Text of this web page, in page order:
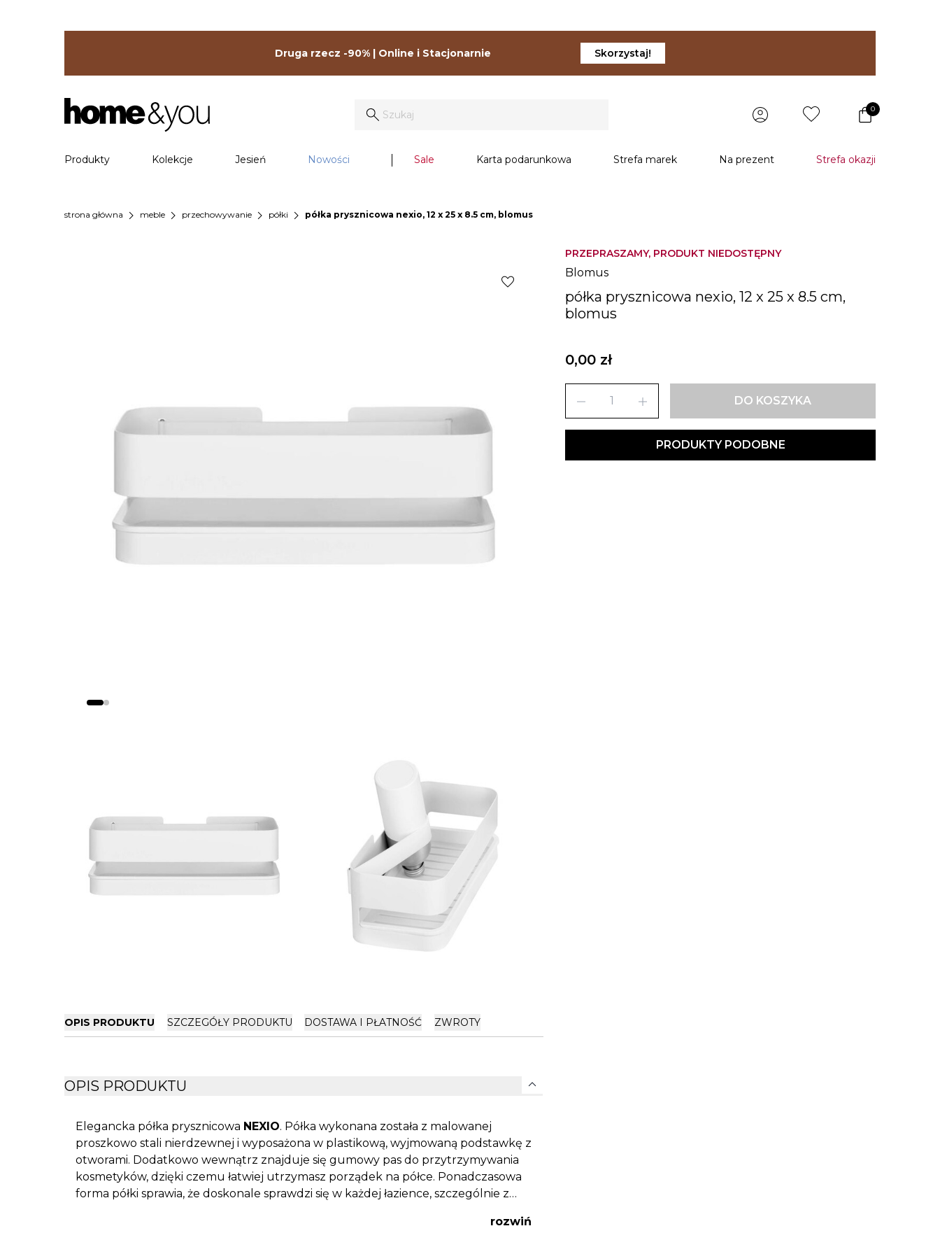
Druga rzecz -90% | Online i Stacjonarnie Skorzystaj!
0
Produkty Kolekcje Jesień Nowości Sale Karta podarunkowa Strefa marek Na prezent Strefa okazji
strona główna chevron_right meble chevron_right przechowywanie chevron_right półki chevron_right półka prysznicowa nexio, 12 x 25 x 8.5 cm, blomus
PRZEPRASZAMY, PRODUKT NIEDOSTĘPNY
Blomus
półka prysznicowa nexio, 12 x 25 x 8.5 cm,
blomus
0,00 zł
remove add DO KOSZYKA
PRODUKTY PODOBNE
favorite
OPIS PRODUKTU SZCZEGÓŁY PRODUKTU DOSTAWA I PŁATNOŚĆ ZWROTY
OPIS PRODUKTU expand_more
Elegancka półka prysznicowa NEXIO. Półka wykonana została z malowanej
proszkowo stali nierdzewnej i wyposażona w plastikową, wyjmowaną podstawkę z
otworami. Dodatkowo wewnątrz znajduje się gumowy pas do przytrzymywania
kosmetyków, dzięki czemu łatwiej utrzymasz porządek na półce. Ponadczasowa
forma półki sprawia, że doskonale sprawdzi się w każdej łazience, szczególnie z
rozwiń